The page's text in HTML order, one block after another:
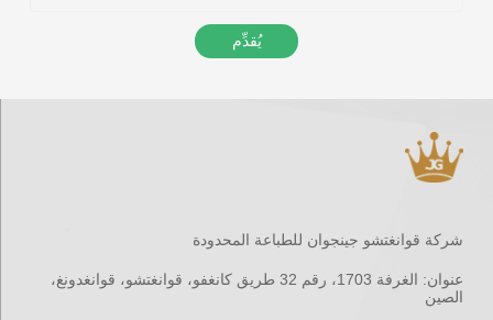
يُقدِّم
شركة قوانغتشو جينجوان للطباعة المحدودة
عنوان:
الغرفة 1703، رقم 32 طريق كانغفو، قوانغتشو، قوانغدونغ،
الصين